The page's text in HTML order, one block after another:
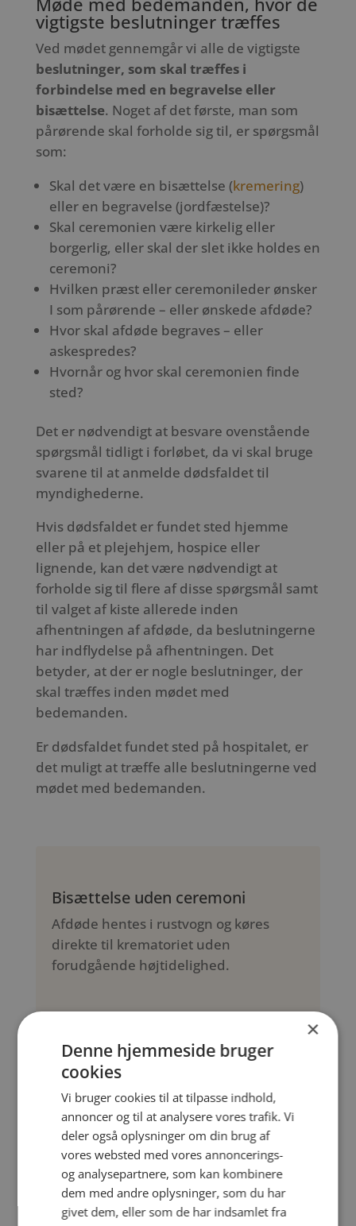
vigtigste beslutninger træffes
Ved mødet gennemgår vi alle de vigtigste
beslutninger, som skal træffes i
forbindelse med en begravelse eller
bisættelse. Noget af det første, man som
pårørende skal forholde sig til, er spørgsmål
som:
Skal det være en bisættelse (kremering)
eller en begravelse (jordfæstelse)?
Skal ceremonien være kirkelig eller
borgerlig, eller skal der slet ikke holdes en
ceremoni?
Hvilken præst eller ceremonileder ønsker
I som pårørende – eller ønskede afdøde?
Hvor skal afdøde begraves – eller
askespredes?
Hvornår og hvor skal ceremonien finde
sted?
Det er nødvendigt at besvare ovenstående
spørgsmål tidligt i forløbet, da vi skal bruge
svarene til at anmelde dødsfaldet til
myndighederne.
Hvis dødsfaldet er fundet sted hjemme
eller på et plejehjem, hospice eller
lignende, kan det være nødvendigt at
forholde sig til flere af disse spørgsmål samt
til valget af kiste allerede inden
afhentningen af afdøde, da beslutningerne
har indflydelse på afhentningen. Det
betyder, at der er nogle beslutninger, der
skal træffes inden mødet med
bedemanden.
Er dødsfaldet fundet sted på hospitalet, er
det muligt at træffe alle beslutningerne ved
mødet med bedemanden.
Bisættelse uden ceremoni
Afdøde hentes i rustvogn og køres
direkte til krematoriet uden
forudgående højtidelighed.
Inkl. telefonisk møde, kiste, urne, honorar, ilægning
og rustvognskørsel (op til 10 km)
Læs mere om priser her
Bisættelse
×
Denne hjemmeside bruger
cookies
Vi bruger cookies til at tilpasse indhold,
annoncer og til at analysere vores trafik. Vi
deler også oplysninger om din brug af
vores websted med vores annoncerings-
og analysepartnere, som kan kombinere
dem med andre oplysninger, som du har
givet dem, eller som de har indsamlet fra